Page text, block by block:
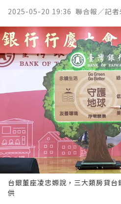
2025-05-20 19:36 聯合報／記
台銀董座凌忠嫄說，三大類房貸
供